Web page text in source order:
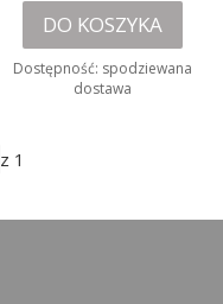
DO KOSZYKA
Dostępność: spodziewana
dostawa
z 1